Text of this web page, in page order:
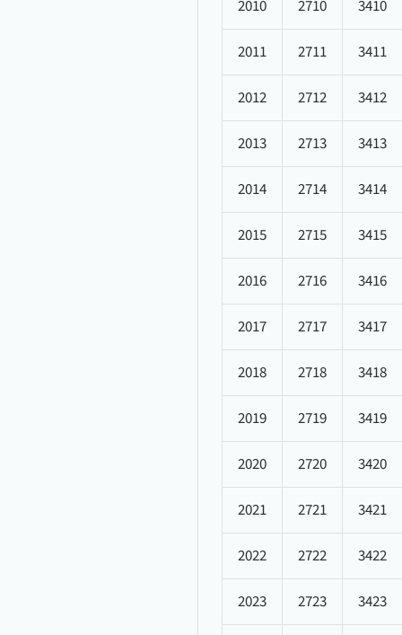
2010 2710 3410
2011 2711 3411
2012 2712 3412
2013 2713 3413
2014 2714 3414
2015 2715 3415
2016 2716 3416
2017 2717 3417
2018 2718 3418
2019 2719 3419
2020 2720 3420
2021 2721 3421
2022 2722 3422
2023 2723 3423